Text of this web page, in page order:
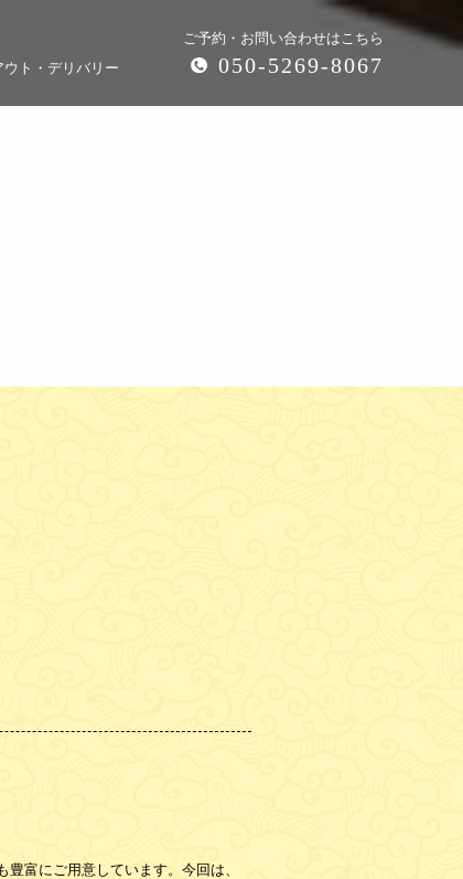
ウト・デリバリー
ご予約・お問い合わせはこちら
050-5269-8067
富にご用意しています。今回は、